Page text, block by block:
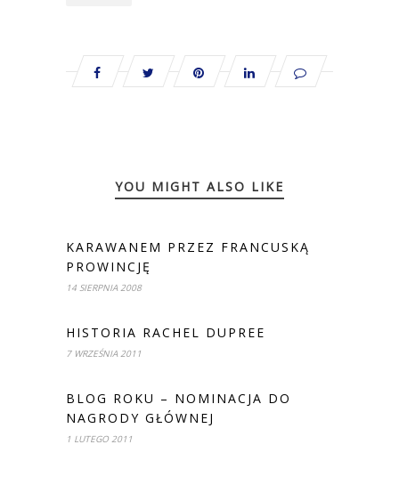
YOU MIGHT ALSO LIKE
KARAWANEM PRZEZ FRANCUSKĄ
PROWINCJĘ
14 SIERPNIA 2008
HISTORIA RACHEL DUPREE
7 WRZEŚNIA 2011
BLOG ROKU – NOMINACJA DO
NAGRODY GŁÓWNEJ
1 LUTEGO 2011